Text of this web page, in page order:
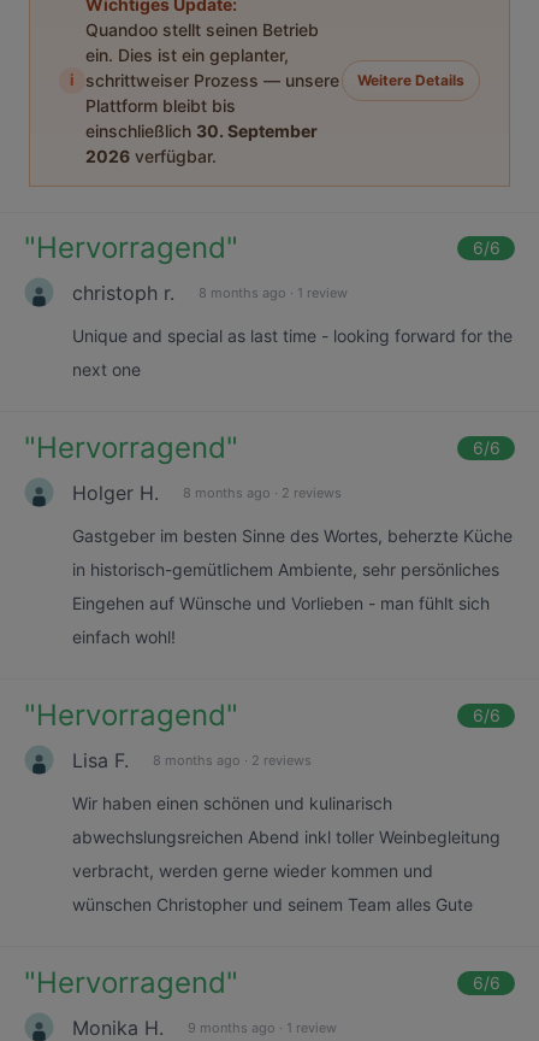
i
Wichtiges Update:
Quandoo stellt seinen Betrieb
ein. Dies ist ein geplanter,
schrittweiser Prozess — unsere
Plattform bleibt bis
einschließlich 30. September
2026 verfügbar.
Weitere Details
"Hervorragend" 6/6
christoph r. 8 months ago · 1 review
Unique and special as last time - looking forward for the
next one
"Hervorragend" 6/6
Holger H. 8 months ago · 2 reviews
Gastgeber im besten Sinne des Wortes, beherzte Küche
in historisch-gemütlichem Ambiente, sehr persönliches
Eingehen auf Wünsche und Vorlieben - man fühlt sich
einfach wohl!
"Hervorragend" 6/6
Lisa F. 8 months ago · 2 reviews
Wir haben einen schönen und kulinarisch
abwechslungsreichen Abend inkl toller Weinbegleitung
verbracht, werden gerne wieder kommen und
wünschen Christopher und seinem Team alles Gute
"Hervorragend" 6/6
Monika H. 9 months ago · 1 review